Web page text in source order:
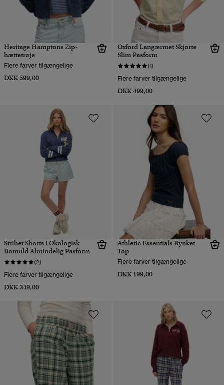
Heritage Hamptons Zip-
hættetrøje
Flere farver tilgængelige
DKK 599,00
Oxford Langærmet Skjorte
Slim Pasform
(1)
Flere farver tilgængelige
DKK 499,00
Stribet Shorts i Økologisk
Bomuld Almindelig Pasform
(2)
Flere farver tilgængelige
DKK 349,00
Athletic Essentials Rynket
Top
Flere farver tilgængelige
DKK 199,00